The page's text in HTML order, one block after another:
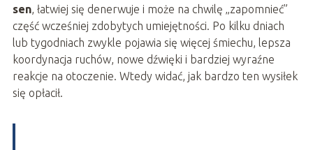
sen, łatwiej się denerwuje i może na chwilę „zapomnieć”
część wcześniej zdobytych umiejętności. Po kilku dniach
lub tygodniach zwykle pojawia się więcej śmiechu, lepsza
koordynacja ruchów, nowe dźwięki i bardziej wyraźne
reakcje na otoczenie. Wtedy widać, jak bardzo ten wysiłek
się opłacił.